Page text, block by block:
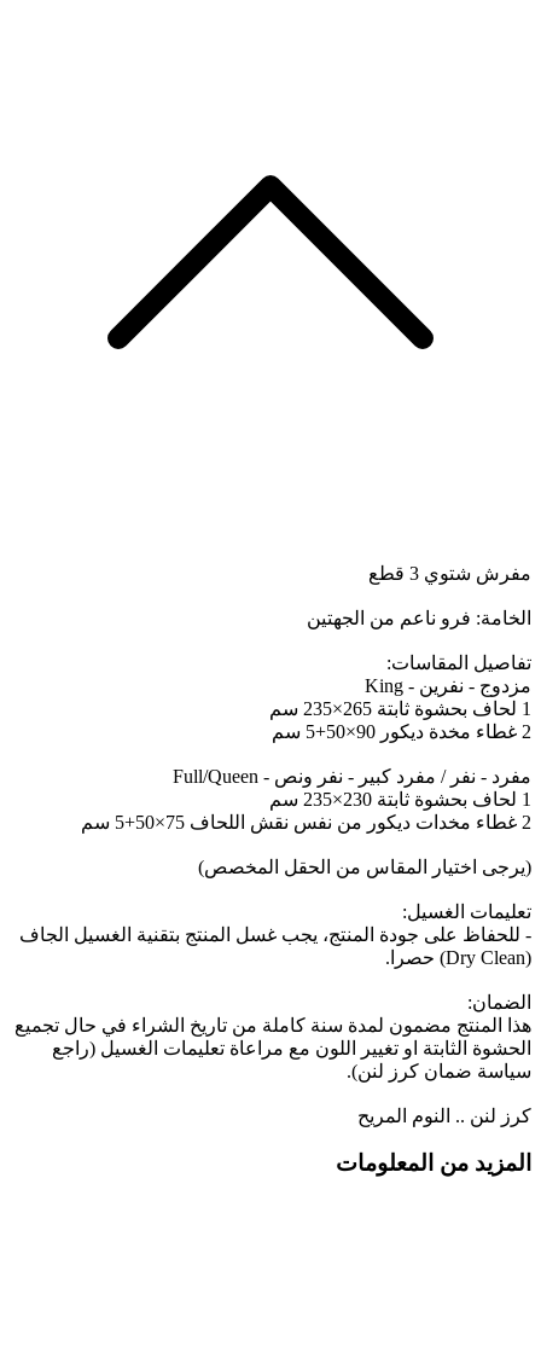
مفرش شتوي 3 قطع
الخامة: فرو ناعم من الجهتين
تفاصيل المقاسات:
مزدوج - نفرين - King
1 لحاف بحشوة ثابتة 265×235 سم
2 غطاء مخدة ديكور 90×50+5 سم
مفرد - نفر / مفرد كبير - نفر ونص - Full/Queen
1 لحاف بحشوة ثابتة 230×235 سم
2 غطاء مخدات ديكور من نفس نقش اللحاف 75×50+5 سم
(يرجى اختيار المقاس من الحقل المخصص)
تعليمات الغسيل:
- للحفاظ على جودة المنتج، يجب غسل المنتج بتقنية الغسيل الجاف
(Dry Clean) حصرا.
الضمان:
هذا المنتج مضمون لمدة سنة كاملة من تاريخ الشراء في حال تجميع
الحشوة الثابتة او تغيير اللون مع مراعاة تعليمات الغسيل (راجع
سياسة ضمان كرز لنن).
كرز لنن .. النوم المريح
المزيد من المعلومات